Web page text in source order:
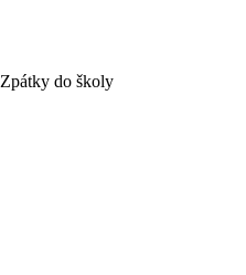
Zpátky do školy